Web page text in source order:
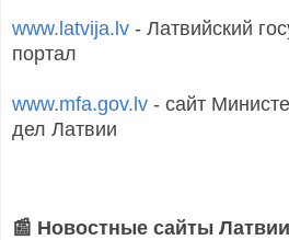
www.latvija.lv - Латвийский
портал
www.mfa.gov.lv - сайт
дел Латвии
📰 Новостные сайты